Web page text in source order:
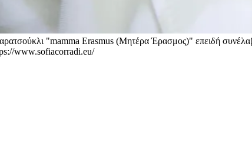
"mamma Erasmus (Μητέρα Έρασμος)" επειδή
www.sofiacorradi.eu/